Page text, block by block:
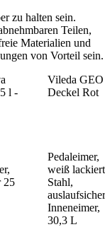
zu halten sein.
Teilen,
Materialien und
von Vorteil sein.
l -
Vileda GEO
Deckel Rot
25
Pedaleimer,
weiß
Stahl,
Inneneimer,
30,3 L